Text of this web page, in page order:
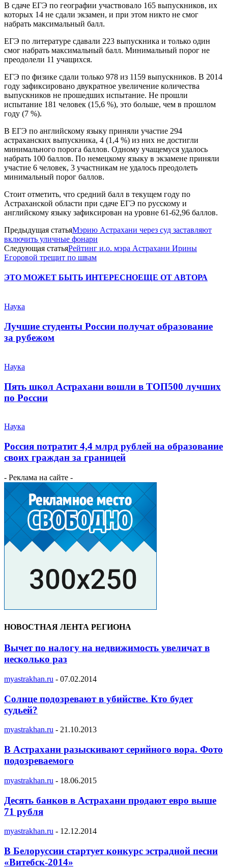
В сдаче ЕГЭ по географии участвовало 165 выпускников, их
которых 14 не сдали экзамен, и при этом никто не смог
набрать максимальный балл.
ЕГЭ по литературе сдавали 223 выпускника и только один
смог набрать максимальный балл. Минимальный порог не
преодолели 11 учащихся.
ЕГЭ по физике сдали только 978 из 1159 выпускников. В 2014
году зафиксировано двукратное увеличение количества
выпускников не прошедших испытание. Не прошли
испытание 181 человек (15,6 %), это больше, чем в прошлом
году (7 %).
В ЕГЭ по английскому языку приняли участие 294
астраханских выпускника, 4 (1,4 %) из них не достигли
минимального порога баллов. Одному учащемуся удалось
набрать 100 баллов. По немецкому языку в экзамене приняли
участие 6 человек, 3 участникам не удалось преодолеть
минимальный порог баллов.
Стоит отметить, что средний балл в текущем году по
Астраханской области при сдаче ЕГЭ по русскому и
английскому языку зафиксирован на уровне 61-62,96 баллов.
Предыдущая статьяМэрию Астрахани через суд заставляют
включить уличные фонари
Следующая статьяРейтинг и.о. мэра Астрахани Ирины
Егоровой трещит по швам
ЭТО МОЖЕТ БЫТЬ ИНТЕРЕСНОЕЩЕ ОТ АВТОРА
Наука
Лучшие студенты России получат образование
за рубежом
Наука
Пять школ Астрахани вошли в ТОП500 лучших
по России
Наука
Россия потратит 4,4 млрд рублей на образование
своих граждан за границей
- Реклама на сайте -
НОВОСТНАЯ ЛЕНТА РЕГИОНА
Вычет по налогу на недвижимость увеличат в
несколько раз
myastrakhan.ru - 07.02.2014
Солнце подозревают в убийстве. Кто будет
судьей?
myastrakhan.ru - 21.10.2013
В Астрахани разыскивают серийного вора. Фото
подозреваемого
myastrakhan.ru - 18.06.2015
Десять банков в Астрахани продают евро выше
71 рубля
myastrakhan.ru - 12.12.2014
В Белоруссии стартует конкурс эстрадной песни
«Витебск-2014»